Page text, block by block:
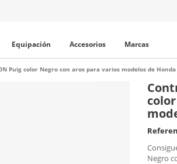
Equipación Accesorios Marcas
Puig color Negro con aros para varios modelos de Honda
Negro